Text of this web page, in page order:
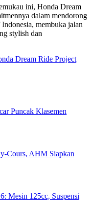
ini, Honda Dream
dalam mendorong
membuka jalan
stylish dan
Dream Ride Project
Puncak Klasemen
Cours, AHM Siapkan
Mesin 125cc, Suspensi